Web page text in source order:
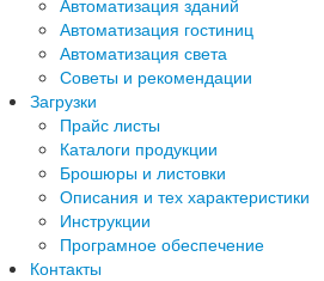
Автоматизация зданий
Автоматизация гостиниц
Автоматизация света
Советы и рекомендации
Загрузки
Прайс листы
Каталоги продукции
Брошюры и листовки
Описания и тех характеристики
Инструкции
Програмное обеспечение
Контакты